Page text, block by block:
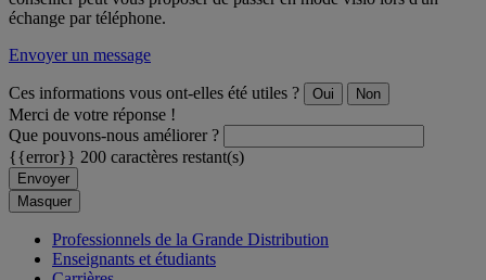
échange par téléphone.
Envoyer un message
Ces informations vous ont-elles été utiles ? Oui Non
Merci de votre réponse !
Que pouvons-nous améliorer ?
{{error}} 200 caractères restant(s)
Envoyer
Masquer
Professionnels de la Grande Distribution
Enseignants et étudiants